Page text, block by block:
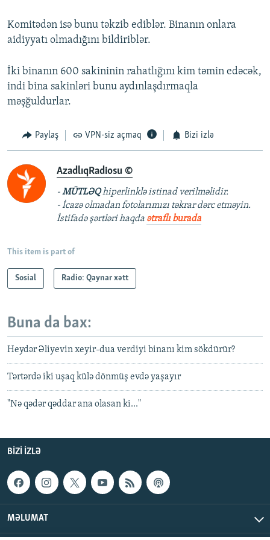
Komitədən isə bunu təkzib ediblər. Binanın onlara
aidiyyatı olmadığını bildiriblər.
İki binanın 600 sakininin rahatlığını kim təmin edəcək,
indi bina sakinləri bunu aydınlaşdırmaqla
məşğuldurlar.
Paylaş VPN-siz açmaq Bizi izlə
AzadlıqRadiosu ©
-MÜTLƏQhiperlinklə istinad verilməlidir.
- İcazə olmadan fotolarımızı təkrar dərc etməyin.
İstifadə şərtləri haqda ətraflı burada
This item is part of
Sosial Radio: Qaynar xətt
Buna da bax:
Heydər Əliyevin xeyir-dua verdiyi binanı kim sökdürür?
Tərtərdə iki uşaq külə dönmüş evdə yaşayır
"Nə qədər qəddar ana olasan ki..."
BIZI IZLƏ
MƏLUMAT